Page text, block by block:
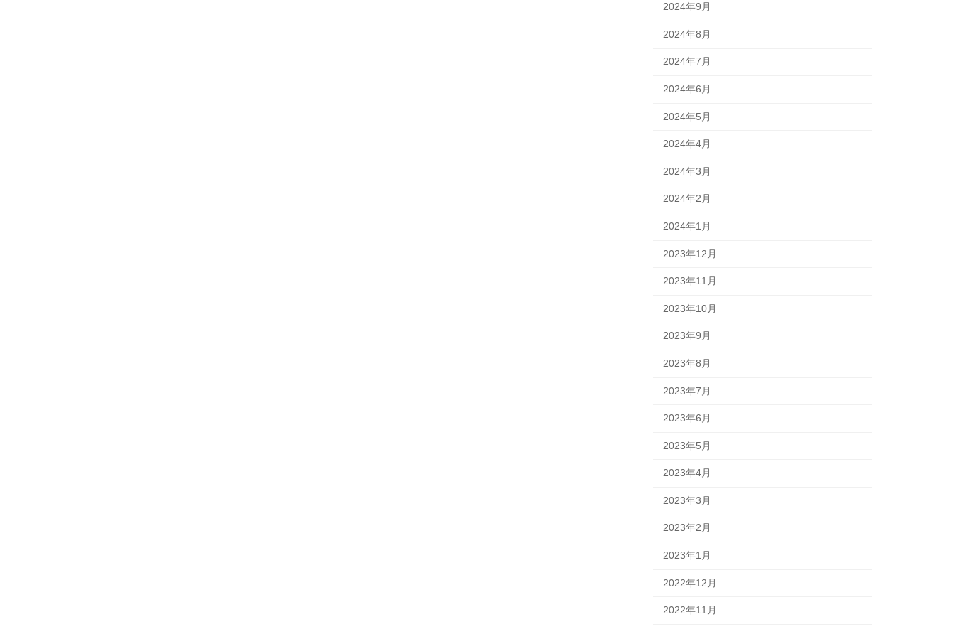
2024年9月
2024年8月
2024年7月
2024年6月
2024年5月
2024年4月
2024年3月
2024年2月
2024年1月
2023年12月
2023年11月
2023年10月
2023年9月
2023年8月
2023年7月
2023年6月
2023年5月
2023年4月
2023年3月
2023年2月
2023年1月
2022年12月
2022年11月